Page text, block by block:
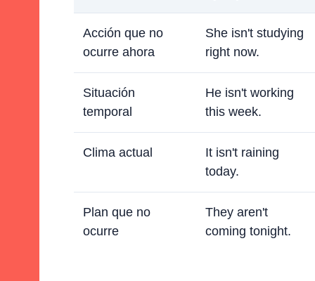
Acción que no
ocurre ahora
She isn't studying
right now.
Situación
temporal
He isn't working
this week.
Clima actual
It isn't raining
today.
Plan que no
ocurre
They aren't
coming tonight.